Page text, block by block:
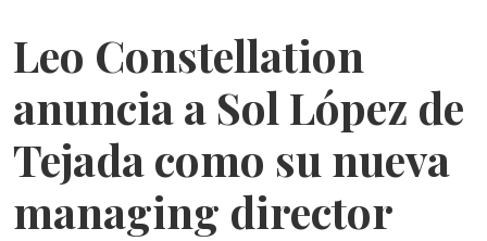
Leo Constellation
anuncia a Sol López de
Tejada como su nueva
managing director